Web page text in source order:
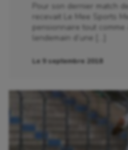
Pour son dernier match
recevait Le Mee Sports
pensionnaire tout comme
lendemain d’une […]
Le 9 septembre 2018